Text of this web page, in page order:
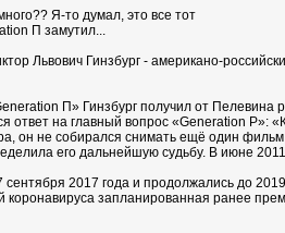
Я-то думал, это все тот
П замутил...
Львович Гинзбург - американо-
П» Гинзбург получил от Пелевина
ответ на главный вопрос «Generation P»:
он не собирался снимать ещё один
его дальнейшую судьбу. В июне
2017 года и продолжались до
коронавируса запланированная ранее